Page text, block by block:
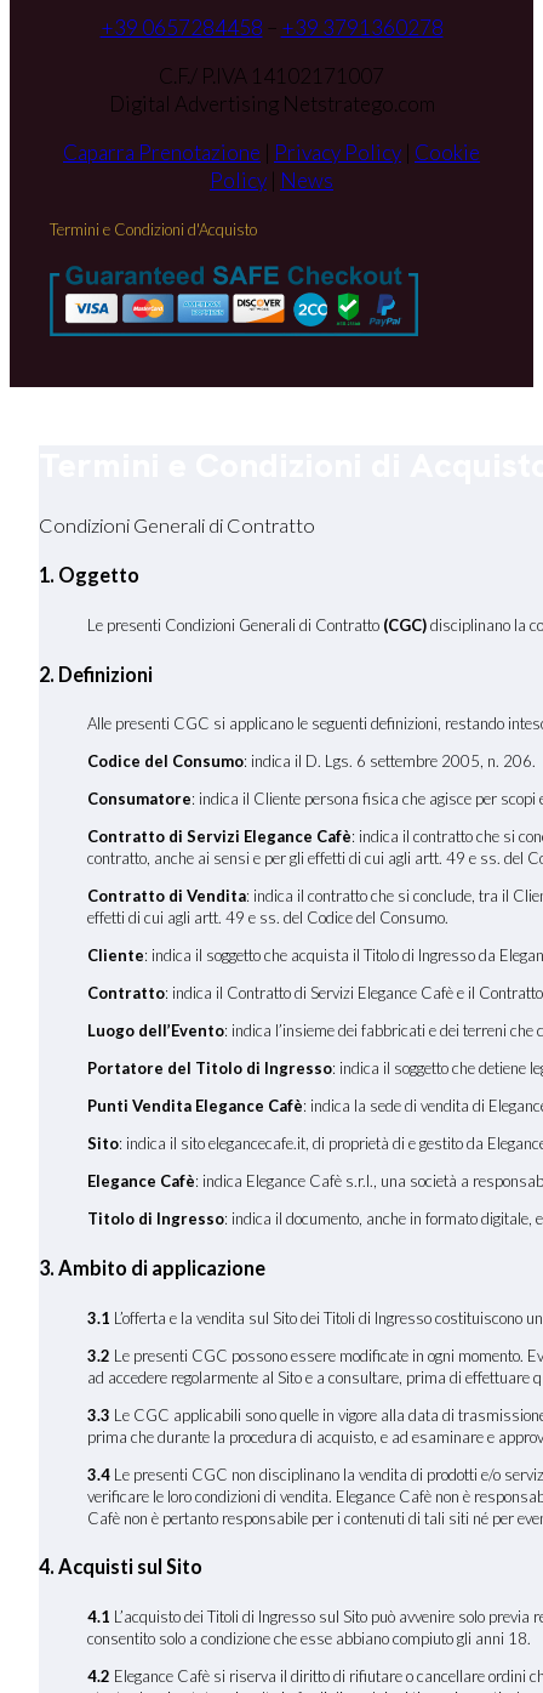
+39 0657284458 – +39 3791360278
C.F./ P.IVA 14102171007
Digital Advertising Netstratego.com
Caparra Prenotazione
Privacy Policy Cookie
Policy
News
Termini e Condizioni d'Acquisto
Condizioni Generali di Contratto
1. Oggetto
Le presenti Condizioni Generali di Contratto (CGC)disciplinano la
2. Definizioni
Alle presenti CGC si applicano le seguenti definizioni, restando
Codice del Consumo: indica il D. Lgs. 6 settembre 2005, n. 206.
Consumatore: indica il Cliente persona fisica che agisce per
Contratto di Servizi Elegance Cafè: indica il contratto che si
contratto, anche ai sensi e per gli effetti di cui agli artt. 49 e ss. del
Contratto di Vendita: indica il contratto che si conclude, tra il
effetti di cui agli artt. 49 e ss. del Codice del Consumo.
Cliente: indica il soggetto che acquista il Titolo di Ingresso da
Contratto: indica il Contratto di Servizi Elegance Cafè e il
Luogo dell’Evento: indica l’insieme dei fabbricati e dei terreni
Portatore del Titolo di Ingresso: indica il soggetto che detiene
Punti Vendita Elegance Cafè: indica la sede di vendita di
Sito: indica il sito elegancecafe.it, di proprietà di e gestito da
Elegance Cafè: indica Elegance Cafè s.r.l., una società a
Titolo di Ingresso: indica il documento, anche in formato digitale,
3. Ambito di applicazione
3.1 L’offerta e la vendita sul Sito dei Titoli di Ingresso
3.2 Le presenti CGC possono essere modificate in ogni momento.
ad accedere regolarmente al Sito e a consultare, prima di
3.3 Le CGC applicabili sono quelle in vigore alla data di
prima che durante la procedura di acquisto, e ad esaminare e
3.4 Le presenti CGC non disciplinano la vendita di prodotti e/o
verificare le loro condizioni di vendita. Elegance Cafè non è
Cafè non è pertanto responsabile per i contenuti di tali siti né per
4. Acquisti sul Sito
4.1 L’acquisto dei Titoli di Ingresso sul Sito può avvenire solo
consentito solo a condizione che esse abbiano compiuto gli anni 18.
4.2 Elegance Cafè si riserva il diritto di rifiutare o cancellare ordini